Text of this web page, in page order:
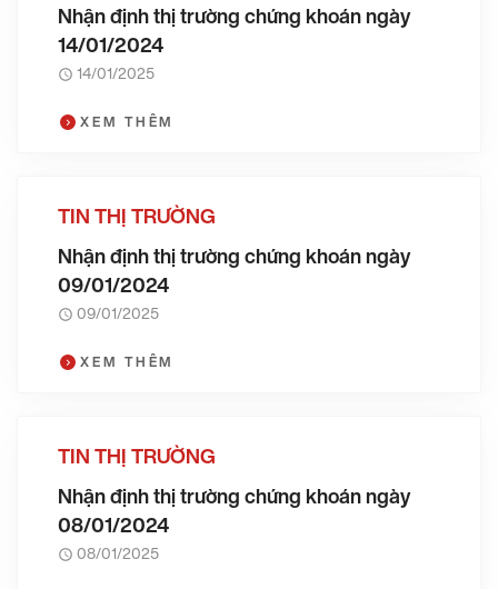
Nhận định thị trường chứng khoán ngày
14/01/2024
14/01/2025
XEM THÊM
TIN THỊ TRƯỜNG
Nhận định thị trường chứng khoán ngày
09/01/2024
09/01/2025
XEM THÊM
TIN THỊ TRƯỜNG
Nhận định thị trường chứng khoán ngày
08/01/2024
08/01/2025